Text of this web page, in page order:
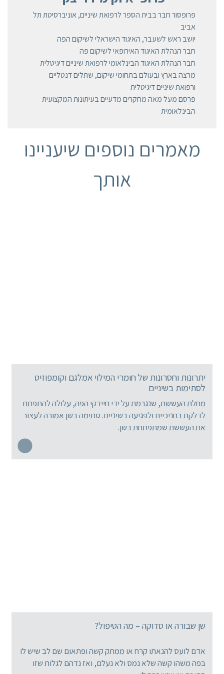
פרופסור חבר בבית הספר לרפואת שיניים, אוניברסיטת תל
אביב
יושב ראש לשעבר, האיגוד הישראלי לשיקום הפה
חבר הנהלת האיגוד האירופאי לשיקום פה
חבר הנהלת האיגוד הבינלאומי לרפואת שיניים דיגיטלית
מרצה בארץ ובעולם בתחומי שיקום, שתלים דנטליים
ורפואת שיניים דיגיטלית
פרסם מעל מאה מחקרים מדעיים בעיתונות המקצועית
הבינלאומית
מאמרים נוספים שיעניינו
אותך
יתרונות וחסרונות של חומרי המילוי אמלגם וקומפוזיט
לסתימות בשיניים
מחלת העששת, שנגרמת על ידי חיידקי הפה, עלולה להתפתח
לדלקת בחניכיים ולפגיעה בשיניים. סתימה בשן אמורה לעצור
את העששת שמתפתחת בשן.
שן שבורה או סדוקה – מה הטיפול?
אדם לועס להנאתו קרח או ממתק קשה ופתאום שם לב שיש לו
בפה משהו קשה שלא נמס ולא נעלם, ואז נדהם לגלות שזו